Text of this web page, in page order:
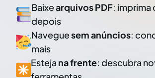
Baixearquivos PDF: imprima
depois
Naveguesem anúncios:
mais
Esteja na frente: descubra